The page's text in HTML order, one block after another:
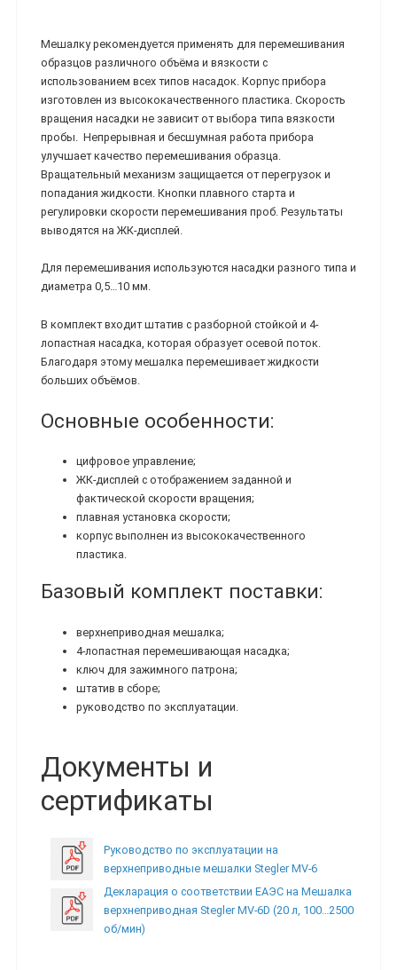
Мешалку рекомендуется применять для перемешивания
образцов различного объёма и вязкости с
использованием всех типов насадок. Корпус прибора
изготовлен из высококачественного пластика. Скорость
вращения насадки не зависит от выбора типа вязкости
пробы. Непрерывная и бесшумная работа прибора
улучшает качество перемешивания образца.
Вращательный механизм защищается от перегрузок и
попадания жидкости. Кнопки плавного старта и
регулировки скорости перемешивания проб. Результаты
выводятся на ЖК-дисплей.
Для перемешивания используются насадки разного типа и
диаметра 0,5…10 мм.
В комплект входит штатив с разборной стойкой и 4-
лопастная насадка, которая образует осевой поток.
Благодаря этому мешалка перемешивает жидкости
больших объёмов.
Основные особенности:
цифровое управление;
ЖК-дисплей с отображением заданной и
фактической скорости вращения;
плавная установка скорости;
корпус выполнен из высококачественного
пластика.
Базовый комплект поставки:
верхнеприводная мешалка;
4-лопастная перемешивающая насадка;
ключ для зажимного патрона;
штатив в сборе;
руководство по эксплуатации.
Документы и
сертификаты
Руководство по эксплуатации на
верхнеприводные мешалки Stegler MV-6
Декларация о соответствии ЕАЭС на Мешалка
верхнеприводная Stegler MV-6D (20 л, 100…2500
об/мин)